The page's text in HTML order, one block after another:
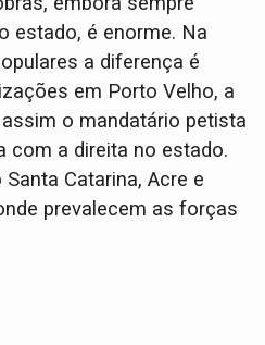
estado, é enorme. Na
a diferença é
em Porto Velho, a
o mandatário petista
com a direita no estado.
Catarina, Acre e
prevalecem as forças